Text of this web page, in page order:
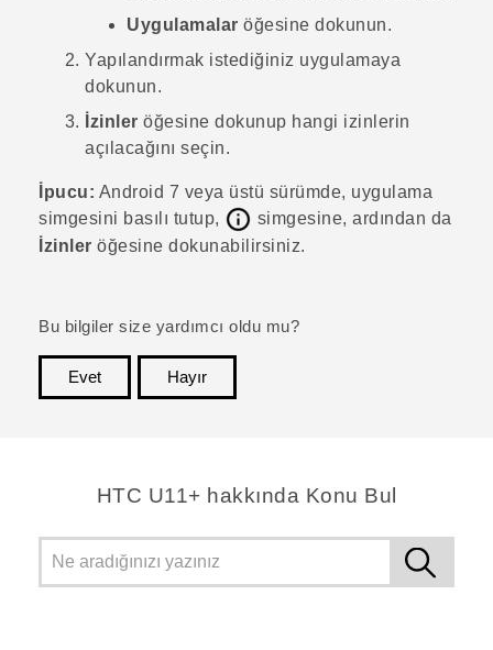
Uygulamalar öğesine dokunun.
Yapılandırmak istediğiniz uygulamaya
dokunun.
İzinler öğesine dokunup hangi izinlerin
açılacağını seçin.
İpucu: Android 7 veya üstü sürümde, uygulama
simgesini basılı tutup,
simgesine, ardından da
İzinler öğesine dokunabilirsiniz.
Bu bilgiler size yardımcı oldu mu?
Evet
Hayır
HTC U11+ hakkında Konu Bul